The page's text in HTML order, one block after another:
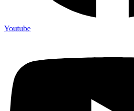
Youtube